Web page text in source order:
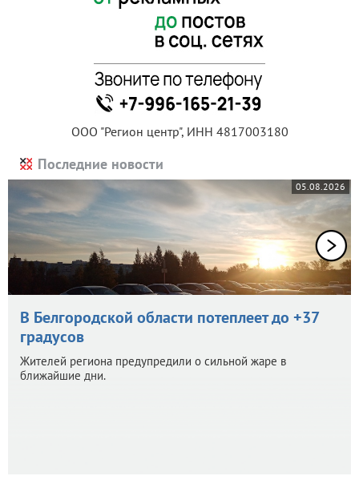
ООО "Регион центр", ИНН 4817003180
Последние новости
05.08.2026
В Белгородской области потеплеет до +37
градусов
Жителей региона предупредили о сильной жаре в
ближайшие дни.